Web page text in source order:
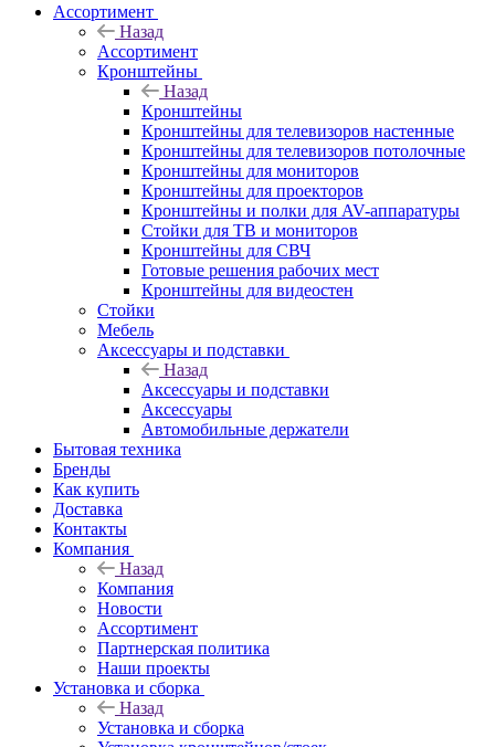
Ассортимент
Назад
Ассортимент
Кронштейны
Назад
Кронштейны
Кронштейны для телевизоров настенные
Кронштейны для телевизоров потолочные
Кронштейны для мониторов
Кронштейны для проекторов
Кронштейны и полки для AV-аппаратуры
Стойки для ТВ и мониторов
Кронштейны для СВЧ
Готовые решения рабочих мест
Кронштейны для видеостен
Стойки
Мебель
Аксессуары и подставки
Назад
Аксессуары и подставки
Аксессуары
Автомобильные держатели
Бытовая техника
Бренды
Как купить
Доставка
Контакты
Компания
Назад
Компания
Новости
Ассортимент
Партнерская политика
Наши проекты
Установка и сборка
Назад
Установка и сборка